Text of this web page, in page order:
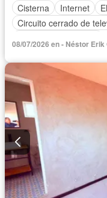
Cisterna
Internet
Circuito cerrado de
08/07/2026 en - Néstor